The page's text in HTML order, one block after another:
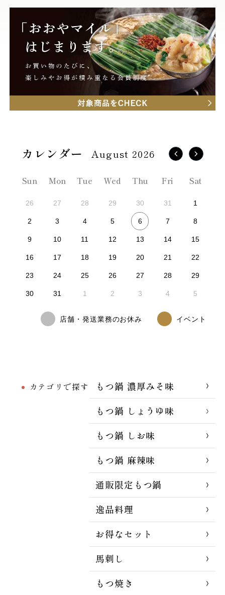
カテゴリで探す
もつ鍋 濃厚みそ味
もつ鍋 しょうゆ味
もつ鍋 しお味
もつ鍋 麻辣味
通販限定もつ鍋
逸品料理
お得なセット
馬刺し
もつ焼き
August 2026
Sun Mon Tue Wed Thu Fri Sat
26 27 28 29 30 31 1
2 3 4 5 6 7 8
9 10 11 12 13 14 15
16 17 18 19 20 21 22
23 24 25 26 27 28 29
30 31 1 2 3 4 5
店舗・発送業務のお休み イベント